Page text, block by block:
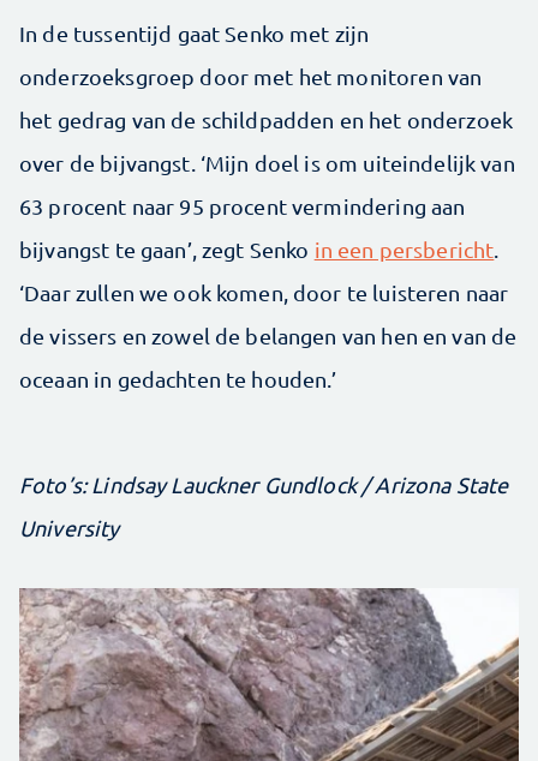
In de tussentijd gaat Senko met zijn
onderzoeksgroep door met het monitoren van
het gedrag van de schildpadden en het onderzoek
over de bijvangst. ‘Mijn doel is om uiteindelijk van
63 procent naar 95 procent vermindering aan
bijvangst te gaan’, zegt Senko in een persbericht.
‘Daar zullen we ook komen, door te luisteren naar
de vissers en zowel de belangen van hen en van de
oceaan in gedachten te houden.’
Foto’s: Lindsay Lauckner Gundlock / Arizona State
University